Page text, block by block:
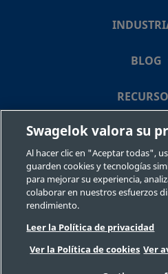
1/4
B-400-
61
Latón 1/4
B-400-
71-2
Latón
BLOG
QUIÉNES
©2026 Swagelok Company.
Selección fiable de
Swagelok valora su
Al hacer clic en "Aceptar todas",
guarden cookies y tecnologías
para mejorar su experiencia,
colaborar en nuestros esfuerzos
rendimiento.
Leer la Política de privacidad
Ver la Política de cookies Ver